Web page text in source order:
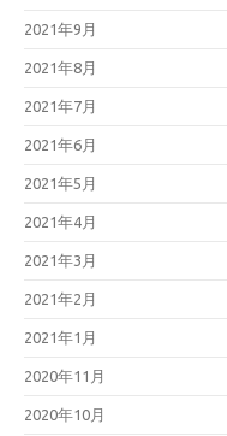
2021年9月
2021年8月
2021年7月
2021年6月
2021年5月
2021年4月
2021年3月
2021年2月
2021年1月
2020年11月
2020年10月